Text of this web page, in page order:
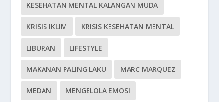
KESEHATAN MENTAL KALANGAN MUDA
KRISIS IKLIM KRISIS KESEHATAN MENTAL
LIBURAN LIFESTYLE
MAKANAN PALING LAKU MARC MARQUEZ
MEDAN MENGELOLA EMOSI